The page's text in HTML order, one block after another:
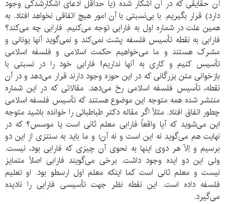
آن حقایقی که در آن آشکار شده (یا حداقل ادعای آشکارشدگی وجود
دارد) قرار بگیریم. با بی‌نسبتی با آن امور هیچ اتفاقی نخواهد افتاد. به
همین علت در شماره اول به فارابی توجه می‌کنیم. فارابی چه می‌کند؟
فارابی به نقطه تأسیس فلسفه پشت نمی‌کند و نمی‌گوید آنها یونانی و
مشرک هستند و ما می‌خواهیم حکمت اسلامی و فلسفه اسلامی
تأسیس کنیم و کاری به آنها نداریم! فارابی خود را در نسبتی با
بازخوانی متن بزرگانی که در این حوزه وجود دارند قرار می‌دهد و در آن
نقطه، تأسیس فلسفه اسلامی رخ می‌دهد. مقالاتی که در این شماره
منتشر شده همه متوجه این موضوع هستند که تأسیس فلسفه اسلامی
چطور اتفاق افتاد. مثلاً اگر مقاله دکتر طباطبائی را خوانده باشید متوجه
این می‌شوید که آیا واقعاً فارابی معلم ثانی است یا موسس؟ که در
نهایت هم می‌گوید نه این است و نه آن؛ و ما باید به سنتزی از این دو
برسیم و اِلّا هر دوی اینها به نحوی آن چیزی که فارابی بود، نیست.
ولی این دو ایده وجود داشت. برخی می‌گویند فارابی اصلاً متمایز
نیست و معلم ثانی است کما اینکه معلم اول ارسطو بود. او تعلیم
فلسفه داده است. این نقطه نظر جهت تأسیسی فارابی را نادیده
می‌گیرد.